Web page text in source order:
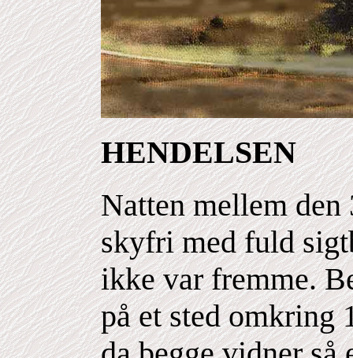
HENDELSEN
Natten mellem
skyfri med fuld
ikke var fremme.
på et sted omkring